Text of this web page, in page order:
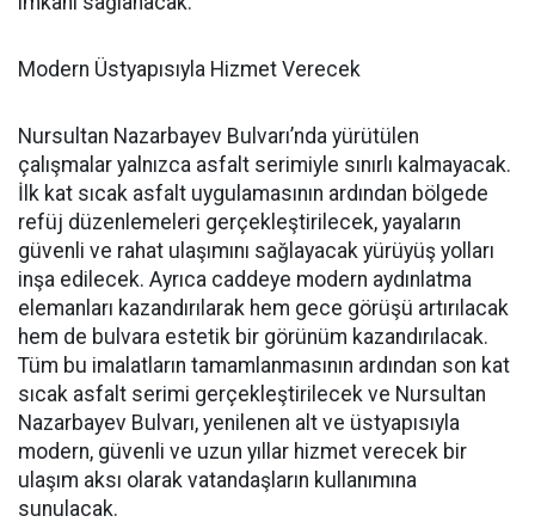
Modern Üstyapısıyla Hizmet Verecek
Nursultan Nazarbayev Bulvarı’nda yürütülen
çalışmalar yalnızca asfalt serimiyle sınırlı kalmayacak.
İlk kat sıcak asfalt uygulamasının ardından bölgede
refüj düzenlemeleri gerçekleştirilecek, yayaların
güvenli ve rahat ulaşımını sağlayacak yürüyüş yolları
inşa edilecek. Ayrıca caddeye modern aydınlatma
elemanları kazandırılarak hem gece görüşü artırılacak
hem de bulvara estetik bir görünüm kazandırılacak.
Tüm bu imalatların tamamlanmasının ardından son kat
sıcak asfalt serimi gerçekleştirilecek ve Nursultan
Nazarbayev Bulvarı, yenilenen alt ve üstyapısıyla
modern, güvenli ve uzun yıllar hizmet verecek bir
ulaşım aksı olarak vatandaşların kullanımına
sunulacak.